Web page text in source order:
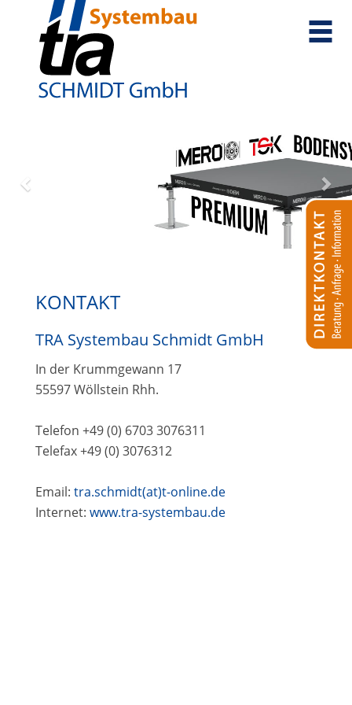
KONTAKT
TRA Systembau Schmidt GmbH
In der Krummgewann 17
55597 Wöllstein Rhh.
Telefon +49 (0) 6703 3076311
Telefax +49 (0) 3076312
Email: tra.schmidt(at)t-online.de
Internet: www.tra-systembau.de